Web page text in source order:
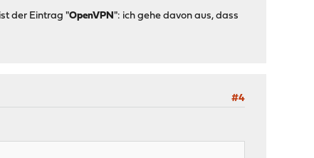
der Eintrag "OpenVPN": ich gehe davon aus, dass
#4